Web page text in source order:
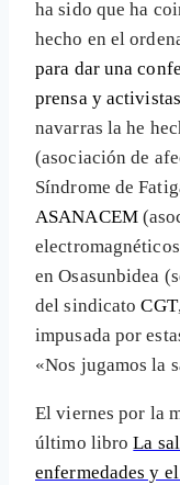
ha sido que ha
hecho en el
para dar una
prensa y activistas
navarras la he
(asociación de
Síndrome de
ASANACEM
en Osasunbidea
del sindicatoCGT
impusada por
«Nos jugamos la
El viernes por la
último libroLa
enfermedades y